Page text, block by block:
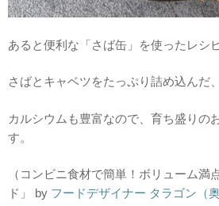
あると便利な「さば缶」を使ったレシ
さばとキャベツをたっぷり詰め込んだ
カルシウムも豊富なので、育ち盛りの
す。
（コンビニ食材で簡単！ボリューム満
ド」 by フードデザイナー タラゴン（奥